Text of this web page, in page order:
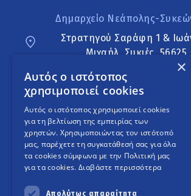
Δημαρχείο Νεάπολης-
Στρατηγού Σαράφη 1 &
Μιχαήλ, Συκιές, 56625
Ακολουθήστε
English Version
An project
×
Αυτός ο ιστότοπος
χρησιμοποιεί cookies
Αυτός ο ιστότοπος χρησιμοποιεί cookies
για τη βελτίωση της εμπειρίας των
χρηστών. Χρησιμοποιώντας τον ιστότοπό
μας, παρέχετε τη συγκατάθεσή σας για όλα
τα cookies σύμφωνα με την Πολιτική μας
για τα cookies. Διαβάστε περισσότερα
Απολύτως απαραίτητα